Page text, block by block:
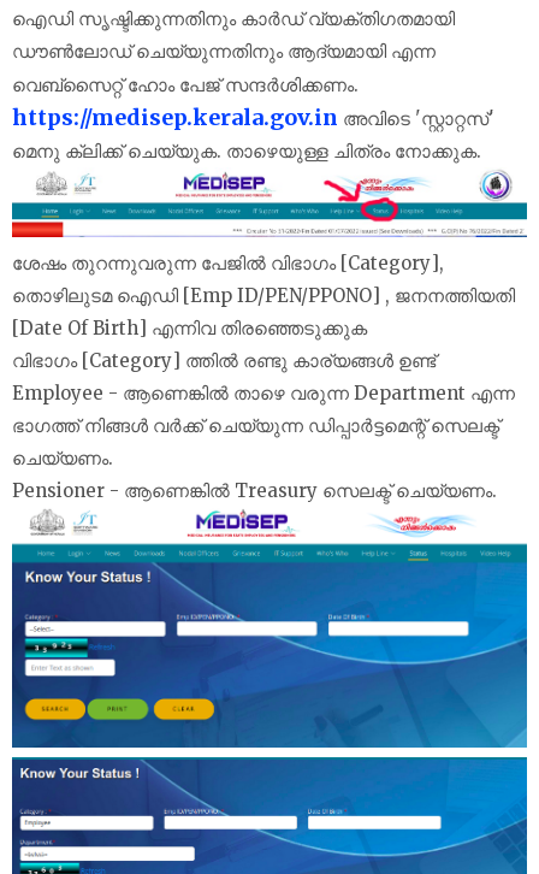
ഐഡി സൃഷ്ടിക്കുന്നതിനും കാർഡ് വ്യക്തിഗതമായി
ഡൗൺലോഡ് ചെയ്യുന്നതിനും ആദ്യമായി എന്ന
വെബ്‌സൈറ്റ് ഹോം പേജ് സന്ദർശിക്കണം.
https://medisep.kerala.gov.in അവിടെ 'സ്റ്റാറ്റസ്'
മെനു ക്ലിക്ക് ചെയ്യുക. താഴെയുള്ള ചിത്രം നോക്കുക.
ശേഷം തുറന്നുവരുന്ന പേജിൽ വിഭാഗം [Category],
തൊഴിലുടമ ഐഡി [Emp ID/PEN/PPONO] , ജനനത്തിയതി
[Date Of Birth] എന്നിവ തിരഞ്ഞെടുക്കുക
വിഭാഗം [Category] ത്തിൽ രണ്ടു കാര്യങ്ങൾ ഉണ്ട്
Employee - ആണെങ്കിൽ താഴെ വരുന്ന Department എന്ന
ഭാഗത്ത് നിങ്ങൾ വർക്ക് ചെയ്യുന്ന ഡിപ്പാർട്ടമെന്റ് സെലക്ട്
ചെയ്യണം.
Pensioner - ആണെങ്കിൽ Treasury സെലക്ട് ചെയ്യണം.